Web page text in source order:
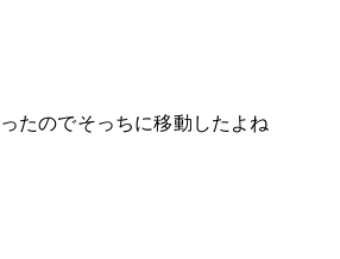
たのでそっちに移動したよね